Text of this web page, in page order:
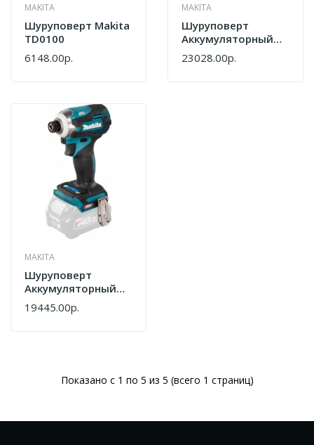
MAKITA
Шуруповерт Makita
TD0100
6148.00р.
MAKITA
Шуруповерт
Аккумуляторный
Makita DF001GZ
23028.00р.
MAKITA
Шуруповерт
Аккумуляторный
Makita TD001GZ
19445.00р.
Показано с 1 по 5 из 5 (всего 1 страниц)